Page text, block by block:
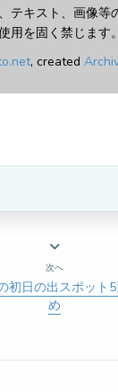
テキスト、画像等
用を固く禁じます。
, created
次へ
初日の出スポット
め